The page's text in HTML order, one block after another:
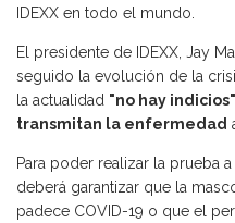
IDEXX en todo el mundo.
El presidente de IDEXX, Jay
seguido la evolución de la
la actualidad "no hay
transmitan la enfermedad
Para poder realizar la prueba
deberá garantizar que la
padece COVID-19 o que el